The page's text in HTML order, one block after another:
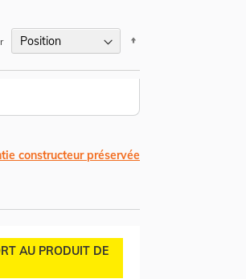
constructeur préservée
AU PRODUIT DE